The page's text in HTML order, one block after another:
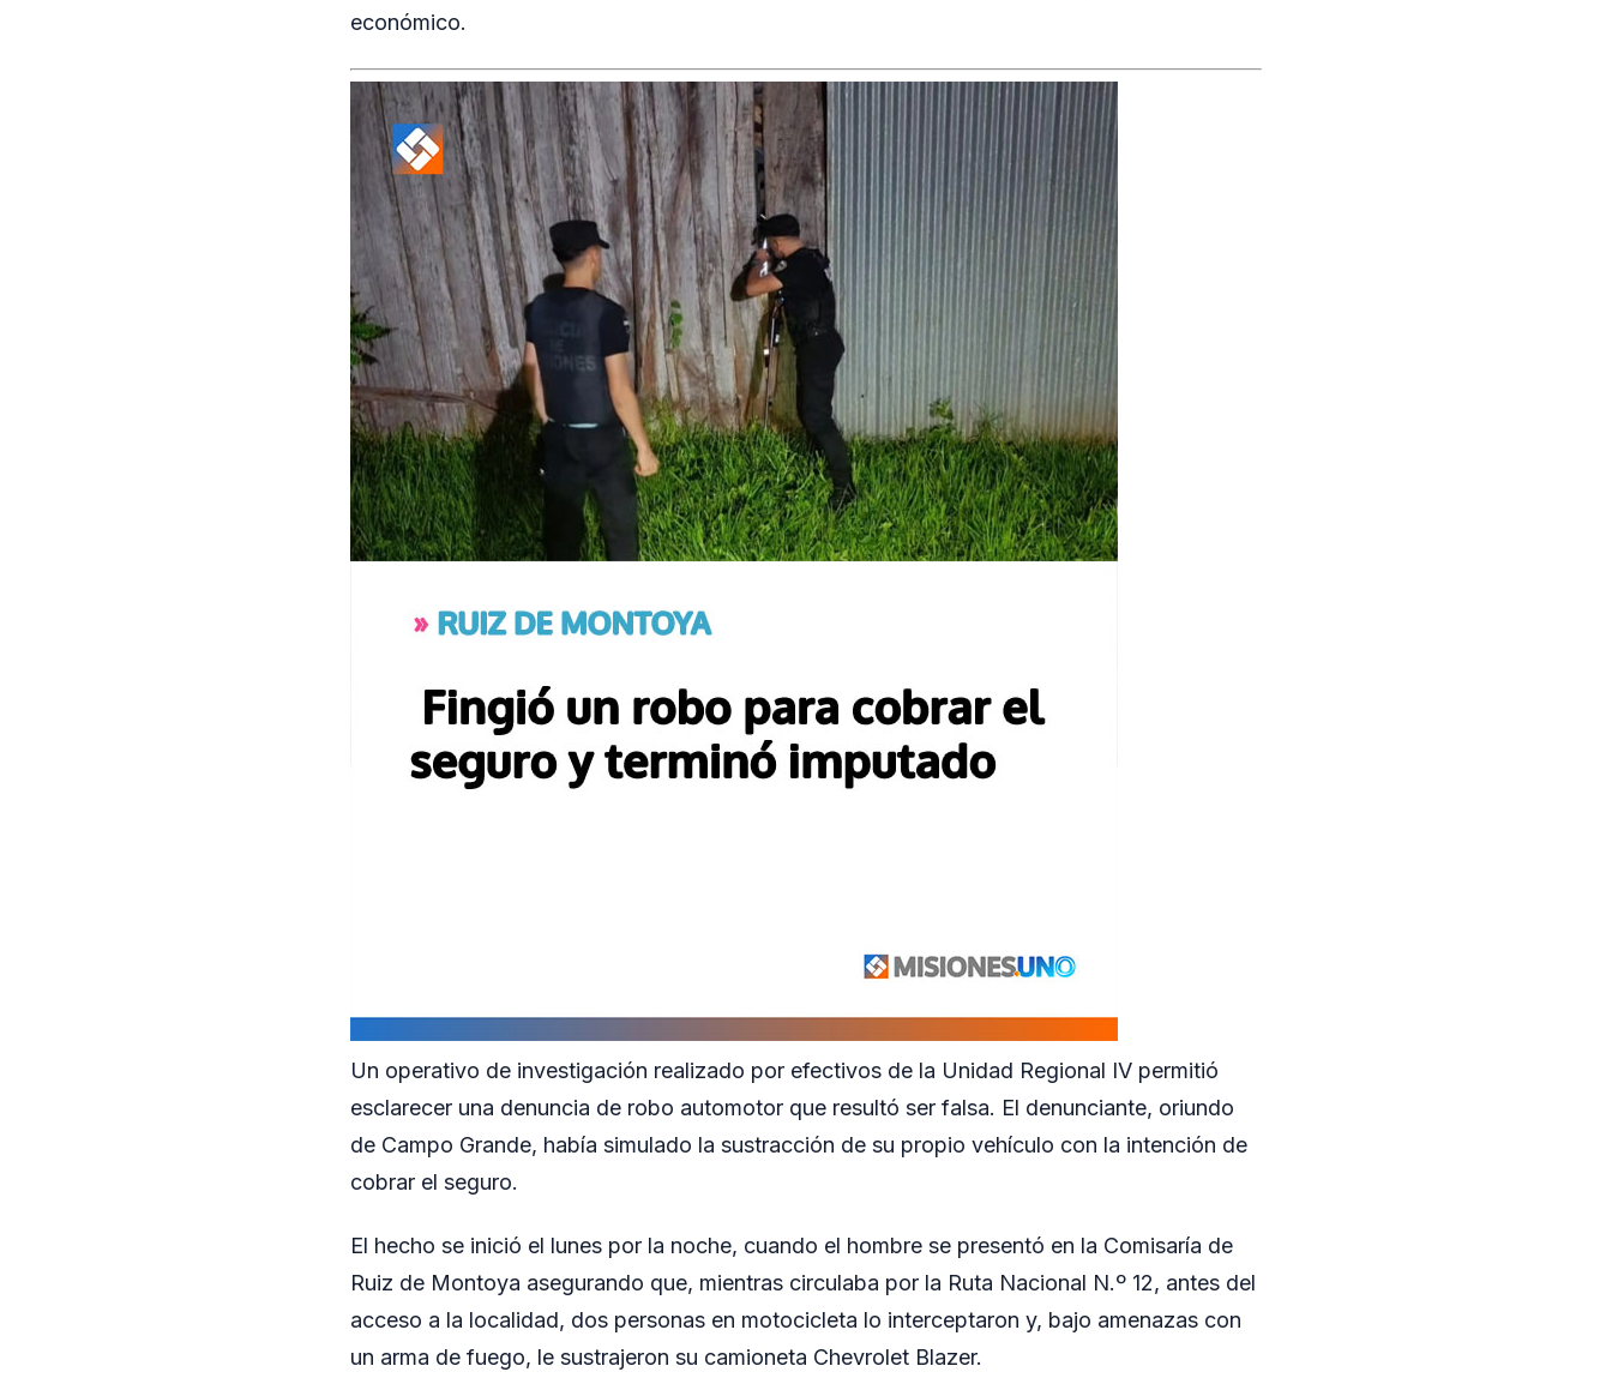
económico.
Un operativo de investigación realizado por efectivos de la Unidad Regional IV permitió
esclarecer una denuncia de robo automotor que resultó ser falsa. El denunciante, oriundo
de Campo Grande, había simulado la sustracción de su propio vehículo con la intención de
cobrar el seguro.
El hecho se inició el lunes por la noche, cuando el hombre se presentó en la Comisaría de
Ruiz de Montoya asegurando que, mientras circulaba por la Ruta Nacional N.º 12, antes del
acceso a la localidad, dos personas en motocicleta lo interceptaron y, bajo amenazas con
un arma de fuego, le sustrajeron su camioneta Chevrolet Blazer.